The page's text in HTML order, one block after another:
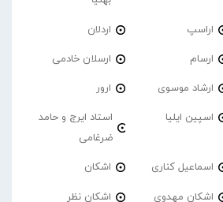
اراسپ اردلان
ارسام ارسلان خادمی
ارشاد موسوی ارور
اسپین ایلیا
استاد ایرج و حامد
ضرغامی
اسماعیل کناری اشکان
اشکان مهدوی اشکان نظر